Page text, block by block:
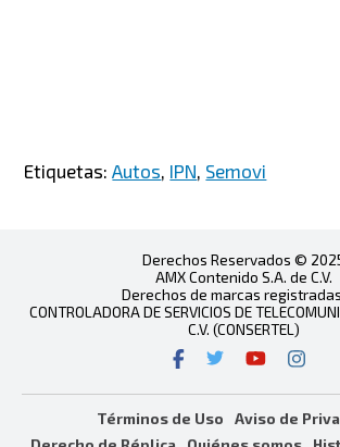
Etiquetas:Autos IPN Semovi
Derechos Reservados ©
AMX Contenido S.A. de C.V.
Derechos de marcas
CONTROLADORA DE SERVICIOS DE
C.V. (CONSERTEL)
Términos de Uso
Aviso de